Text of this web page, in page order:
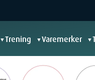
▼Trening ▼Varemerker ▼